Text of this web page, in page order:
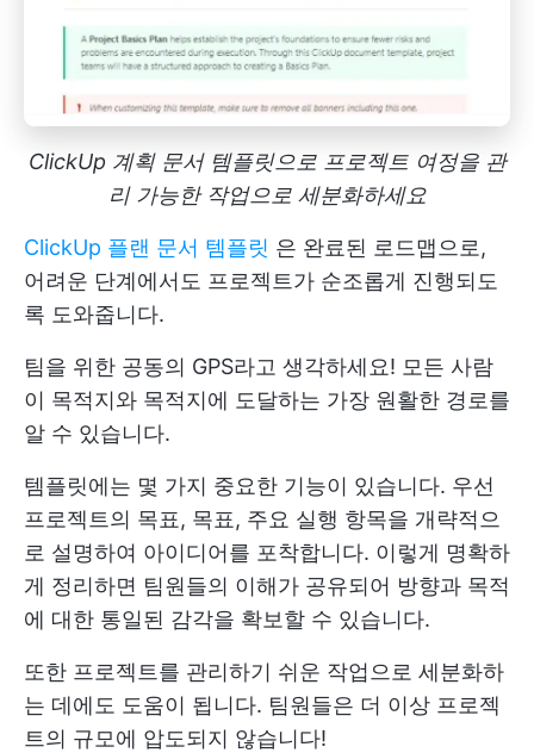
ClickUp 계획 문서 템플릿으로 프로젝트 여정을 관
리 가능한 작업으로 세분화하세요
ClickUp 플랜 문서 템플릿 은 완료된 로드맵으로,
어려운 단계에서도 프로젝트가 순조롭게 진행되도
록 도와줍니다.
팀을 위한 공동의 GPS라고 생각하세요! 모든 사람
이 목적지와 목적지에 도달하는 가장 원활한 경로를
알 수 있습니다.
템플릿에는 몇 가지 중요한 기능이 있습니다. 우선
프로젝트의 목표, 목표, 주요 실행 항목을 개략적으
로 설명하여 아이디어를 포착합니다. 이렇게 명확하
게 정리하면 팀원들의 이해가 공유되어 방향과 목적
에 대한 통일된 감각을 확보할 수 있습니다.
또한 프로젝트를 관리하기 쉬운 작업으로 세분화하
는 데에도 도움이 됩니다. 팀원들은 더 이상 프로젝
트의 규모에 압도되지 않습니다!